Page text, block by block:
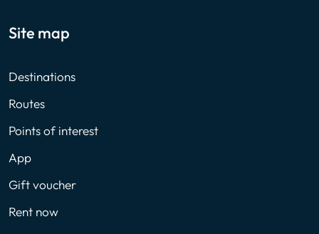
Site map
Destinations
Routes
Points of interest
App
Gift voucher
Rent now